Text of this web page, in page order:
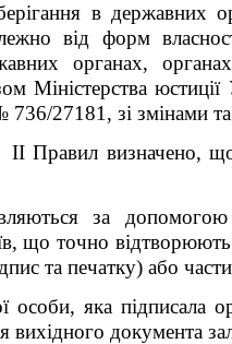
в державних
від форм
органах,
Міністерства
736/27181, зі змінами
Правил визначено, що
за
що точно
та печатку) або
особи, яка підписала
документа